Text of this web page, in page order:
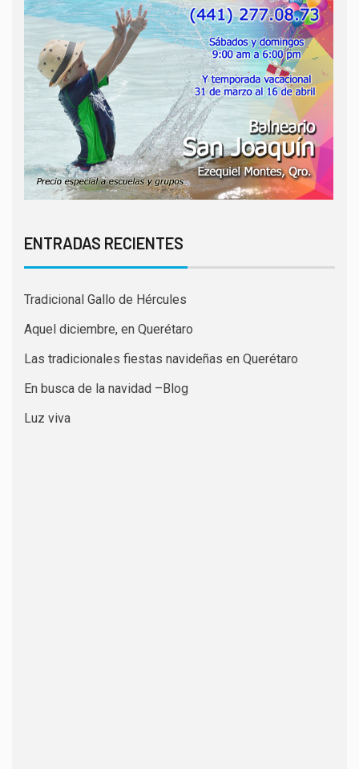
ENTRADAS RECIENTES
Tradicional Gallo de Hércules
Aquel diciembre, en Querétaro
Las tradicionales fiestas navideñas en Querétaro
En busca de la navidad –Blog
Luz viva